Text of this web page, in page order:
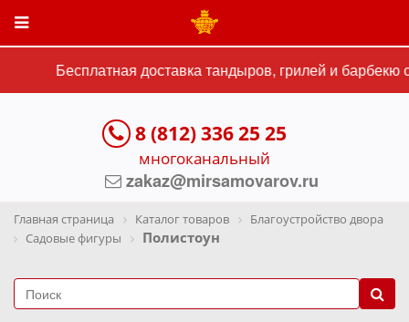
Бесплатная доставка тандыров, грилей и
8 (812) 336 25 25
многоканальный
zakaz@mirsamovarov.ru
Главная страница Каталог товаров
Благоустройство двора
Садовые фигуры
Полистоун